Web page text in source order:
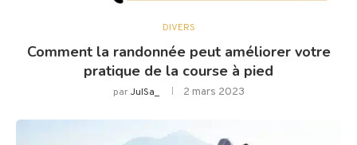
DIVERS
Comment la randonnée peut améliorer votre
pratique de la course à pied
parJulSa_ 2 mars 2023